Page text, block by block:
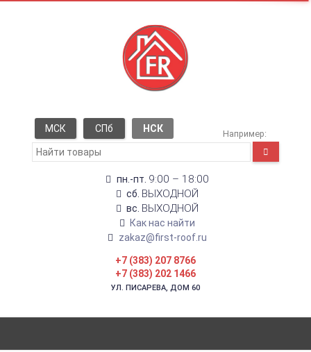
МСК СПб НСК Например:
пн.-пт. 9:00 – 18:00
сб. ВЫХОДНОЙ
вс. ВЫХОДНОЙ
Как нас найти
zakaz@first-roof.ru
+7 (383) 207 8766
+7 (383) 202 1466
УЛ. ПИСАРЕВА, ДОМ 60